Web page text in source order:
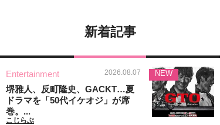
新着記事
Entertainment 2026.08.07
堺雅人、反町隆史、GACKT…夏
ドラマを「50代イケオジ」が席
巻。...
こじらぶ
NEW